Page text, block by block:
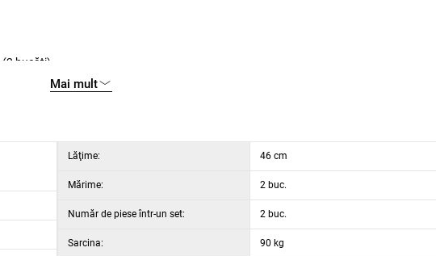
(2 bucăți)
șezut
Mai mult
Lăţime: 46 cm
Mărime: 2 buc.
Număr de piese într-un set: 2 buc.
Sarcina: 90 kg